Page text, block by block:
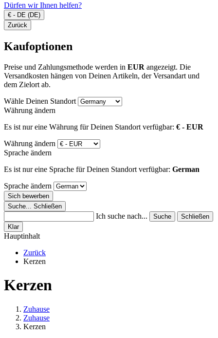
Dürfen wir Ihnen helfen?
€ - DE (DE)
Zurück
Kaufoptionen
Preise und Zahlungsmethode werden in EUR angezeigt. Die
Versandkosten hängen von Deinen Artikeln, der Versandart und
dem Zielort ab.
Wähle Deinen Standort
Währung ändern
Es ist nur eine Währung für Deinen Standort verfügbar: € - EUR
Währung ändern
Sprache ändern
Es ist nur eine Sprache für Deinen Standort verfügbar: German
Sprache ändern
Sich bewerben
Suche...
Schließen
Ich suche nach... Suche
Schließen
Klar
Hauptinhalt
Zurück
Kerzen
Kerzen
Zuhause
Zuhause
Kerzen